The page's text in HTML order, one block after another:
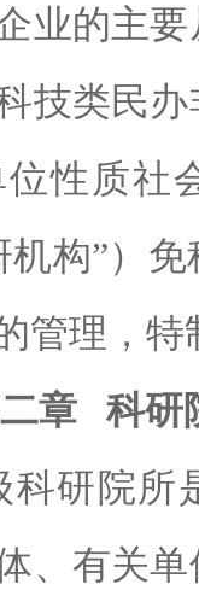
业的主
技类民
性质社
构”）
管理，特
章 科研
科研院所
、有关